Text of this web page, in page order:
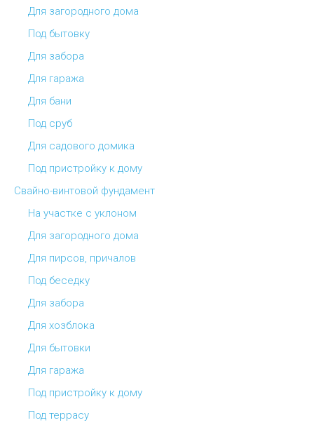
Для загородного дома
Под бытовку
Для забора
Для гаража
Для бани
Под сруб
Для садового домика
Под пристройку к дому
Свайно-винтовой фундамент
На участке с уклоном
Для загородного дома
Для пирсов, причалов
Под беседку
Для забора
Для хозблока
Для бытовки
Для гаража
Под пристройку к дому
Под террасу